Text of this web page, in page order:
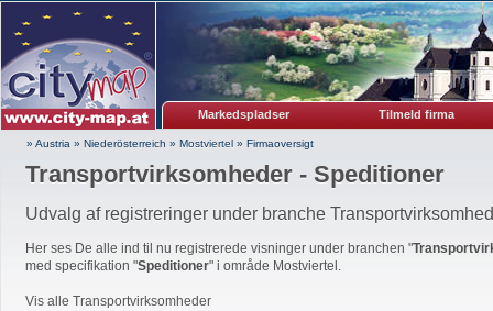
Markedspladser Tilmeld firma
» Austria » Niederösterreich » Mostviertel » Firmaoversigt
Transportvirksomheder - Speditioner
Udvalg af registreringer under branche
Her ses De alle ind til nu registrerede visninger under branchen "
med specifikation "Speditioner" i område Mostviertel.
Vis alle Transportvirksomheder